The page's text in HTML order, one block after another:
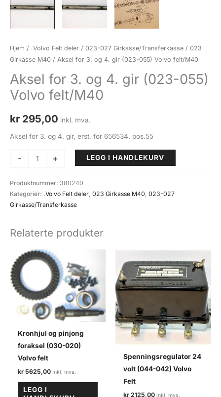
Hjem / .Volvo Felt deler / 023-027 Girkasse/Transferkasse / 023
Girkasse M40 / Aksel for 3. og 4. gir (023-055) Volvo felt/M40
Aksel for 3. og 4. gir (023-055)
Volvo felt/M40
kr 295,00 inkl. mva.
Aksel for 3. og 4. gir, erst. for 656534, pos.55
-
for
3.
og
4.
(023-
Volvo
felt/M40
antall
+ LEGG I HANDLEKURV
Produktnummer: 380240
Kategorier: .Volvo Felt deler 023 Girkasse M40 023-027
Girkasse/Transferkasse
Relaterte produkter
Kronhjul og pinjong
foraksel (030-020)
Volvo felt
kr 5625,00
LEGG I
Spenningsregulator 24
volt (044-042) Volvo
Felt
kr 2125,00